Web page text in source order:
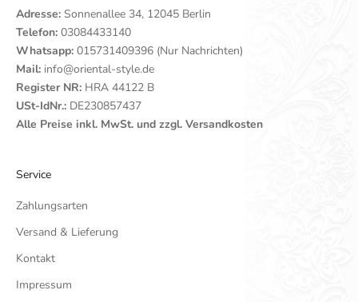
Adresse: Sonnenallee 34, 12045 Berlin
Telefon: 03084433140
Whatsapp: 015731409396 (Nur Nachrichten)
Mail: info@oriental-style.de
Register NR: HRA 44122 B
USt-IdNr.: DE230857437
Alle Preise inkl. MwSt. und zzgl. Versandkosten
Service
Zahlungsarten
Versand & Lieferung
Kontakt
Impressum